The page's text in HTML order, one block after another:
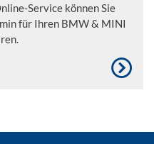
Service können Sie
für Ihren BMW & MINI